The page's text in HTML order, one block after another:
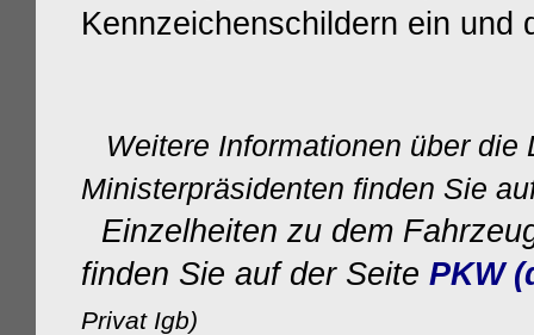
Kennzeichenschildern ein und
Weitere Informationen über die
Ministerpräsidenten finden Sie
Einzelheiten zu dem
finden Sie auf der Seite PKW
Privat Igb)